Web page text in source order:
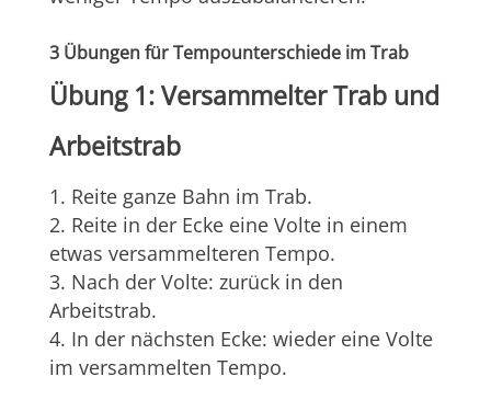
3 Übungen für Tempounterschiede im Trab
Übung 1: Versammelter Trab und
Arbeitstrab
Reite ganze Bahn im Trab.
Reite in der Ecke eine Volte in einem
etwas versammelteren Tempo.
Nach der Volte: zurück in den
Arbeitstrab.
In der nächsten Ecke: wieder eine Volte
im versammelten Tempo.